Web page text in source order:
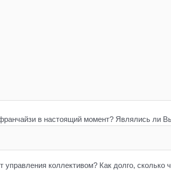
в настоящий момент? Являлись ли
коллективом? Как долго, сколько